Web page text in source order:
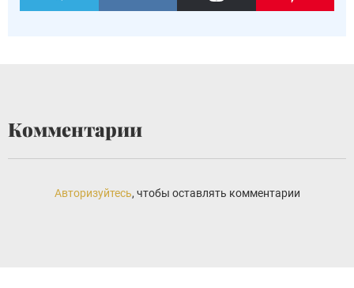
Комментарии
Авторизуйтесь, чтобы оставлять комментарии